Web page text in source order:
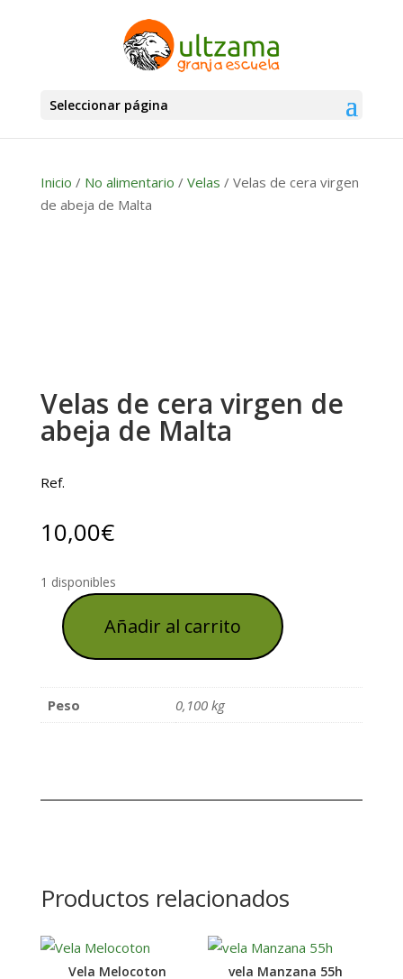
Seleccionar página
Inicio / No alimentario / Velas / Velas de cera virgen
de abeja de Malta
Velas de cera virgen de
abeja de Malta
Ref.
10,00€
1 disponibles
Velas
virgen
de
Añadir al carrito
Peso 0,100 kg
Productos relacionados
Vela Melocoton
vela Manzana 55h